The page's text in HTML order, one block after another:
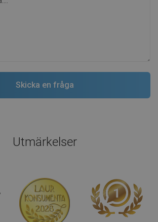
Utmärkelser